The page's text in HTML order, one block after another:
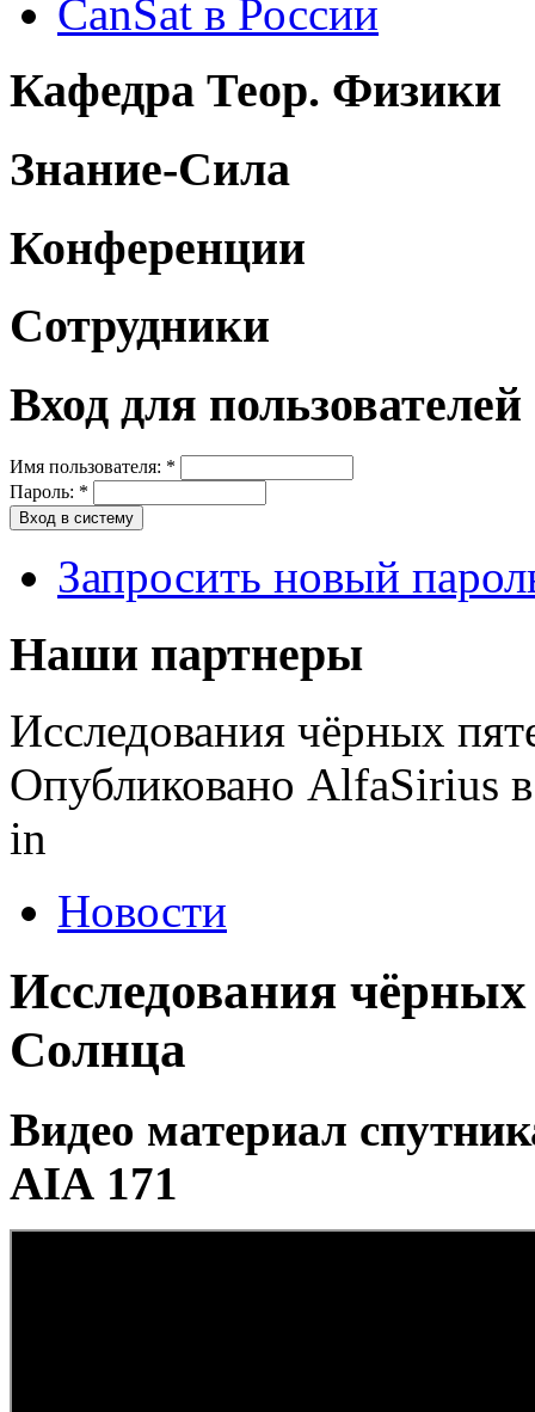
CanSat в России
Кафедра Теор. Физики
Знание-Сила
Конференции
Сотрудники
Вход для пользователей
Имя пользователя: *
Пароль: *
Запросить новый
Наши партнеры
Исследования чёрных
Опубликовано AlfaSirius
in
Новости
Исследования
Солнца
Видео материал
AIA 171